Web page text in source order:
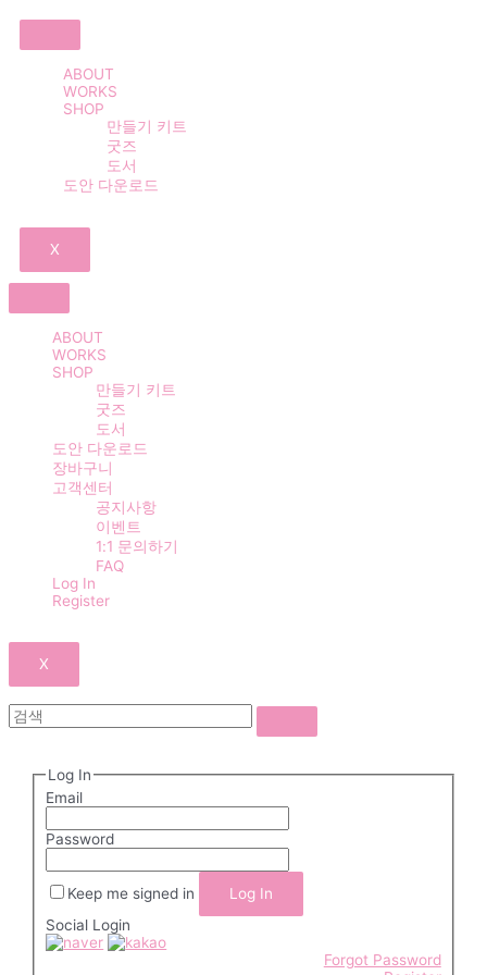
ABOUT
WORKS
SHOP
만들기 키트
굿즈
도서
도안 다운로드
X
ABOUT
WORKS
SHOP
만들기 키트
굿즈
도서
도안 다운로드
장바구니
고객센터
공지사항
이벤트
1:1 문의하기
FAQ
Log In
Register
X
Log In
Email
Password
Keep me signed in
Social Login
Forgot Password